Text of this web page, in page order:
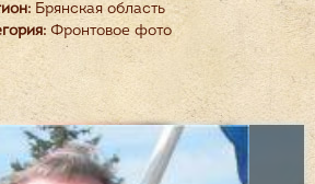
Брянская область
Фронтовое фото